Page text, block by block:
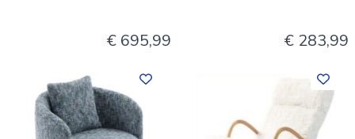
€ 695,99 € 283,99